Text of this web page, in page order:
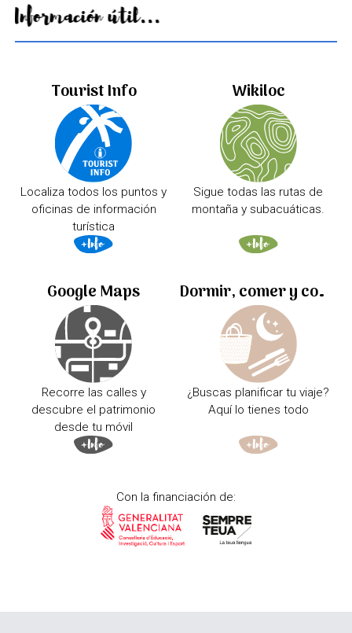
Información útil...
Tourist Info
Localiza todos los puntos y
oficinas de información
turística
Wikiloc
Sigue todas las rutas de
montaña y subacuáticas.
Google Maps
Recorre las calles y
descubre el patrimonio
desde tu móvil
Dormir, comer y comprar
¿Buscas planificar tu viaje?
Aquí lo tienes todo
Con la financiación de: